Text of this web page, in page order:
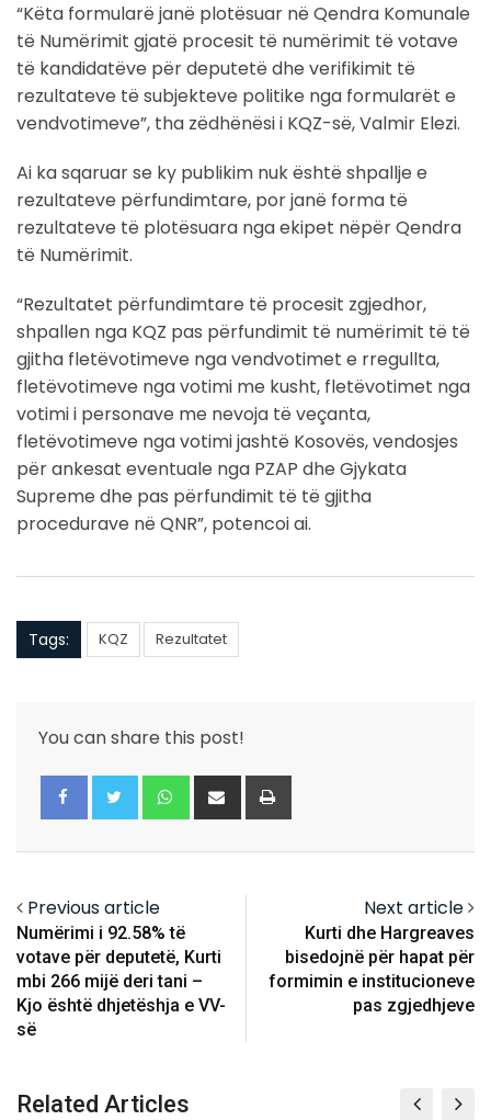
“Këta formularë janë plotësuar në Qendra Komunale
të Numërimit gjatë procesit të numërimit të votave
të kandidatëve për deputetë dhe verifikimit të
rezultateve të subjekteve politike nga formularët e
vendvotimeve”, tha zëdhënësi i KQZ-së, Valmir Elezi.
Ai ka sqaruar se ky publikim nuk është shpallje e
rezultateve përfundimtare, por janë forma të
rezultateve të plotësuara nga ekipet nëpër Qendra
të Numërimit.
“Rezultatet përfundimtare të procesit zgjedhor,
shpallen nga KQZ pas përfundimit të numërimit të të
gjitha fletëvotimeve nga vendvotimet e rregullta,
fletëvotimeve nga votimi me kusht, fletëvotimet nga
votimi i personave me nevoja të veçanta,
fletëvotimeve nga votimi jashtë Kosovës, vendosjes
për ankesat eventuale nga PZAP dhe Gjykata
Supreme dhe pas përfundimit të të gjitha
procedurave në QNR”, potencoi ai.
Tags: KQZ Rezultatet
You can share this post!
Whatsapp
Share
via
Previous article
Numërimi i 92.58% të
votave për deputetë, Kurti
mbi 266 mijë deri tani –
Kjo është dhjetëshja e VV-
së
Next article
Kurti dhe Hargreaves
bisedojnë për hapat për
formimin e institucioneve
pas zgjedhjeve
Related Articles